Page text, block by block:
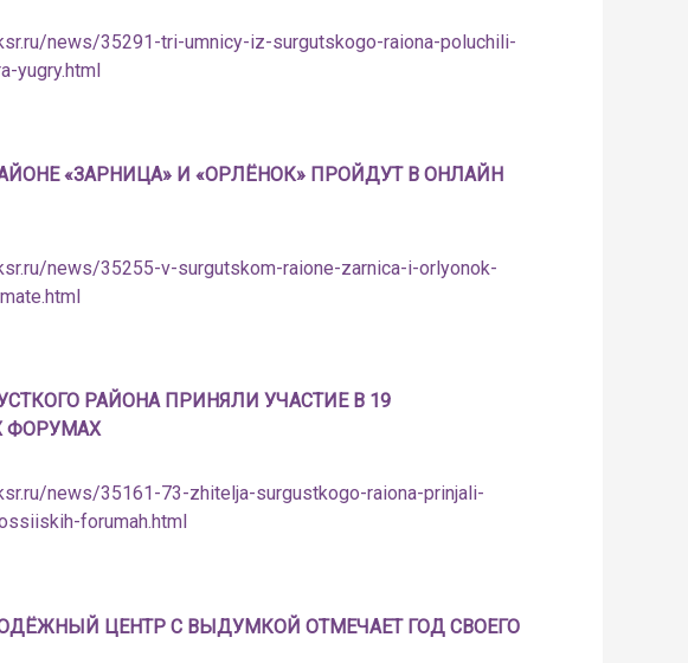
news/35291-tri-umnicy-iz-surgutskogo-raiona-poluchili-
yugry.html
«ЗАРНИЦА» И «ОРЛЁНОК» ПРОЙДУТ В ОНЛАЙН
news/35255-v-surgutskom-raione-zarnica-i-orlyonok-
РАЙОНА ПРИНЯЛИ УЧАСТИЕ В 19
ФОРУМАХ
news/35161-73-zhitelja-surgustkogo-raiona-prinjali-
forumah.html
ЦЕНТР С ВЫДУМКОЙ ОТМЕЧАЕТ ГОД СВОЕГО